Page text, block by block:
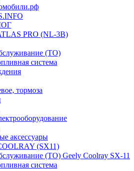
PRO (NL-3B)
(ТО)
система
тормоза
аксессуары
(SX11)
(ТО) Geely Coolray SX-11
система